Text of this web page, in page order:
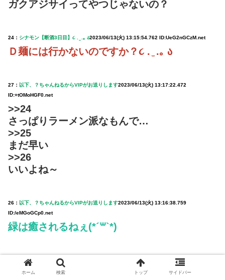
ガクアジサイってやつじゃないの？
24： シナモン【断酒3日目】૮ . ̫ .｡ ა2023/06/13(火) 13:15:54.762 ID:UeG2nGCzM.net
Ｄ麺には行かないのですか？૮ . ̫ .｡ ა
27： 以下、？ちゃんねるからVIPがお送りします2023/06/13(火) 13:17:22.472
ID:+tOMoHGF0.net
>>24
さっぱりラーメン派なもんで…
>>25
まだ早い
>>26
いいよね～
26： 以下、？ちゃんねるからVIPがお送りします2023/06/13(火) 13:16:38.759
ID:/eMGoGCp0.net
緑は癒されるねぇ(*´꒳`*)
以下、？ちゃんねるからVIPがお送りします
2023/06/13(火) 13:18:40.314
ID:5UgG0ojup.net
ホーム 検索 トップ サイドバー